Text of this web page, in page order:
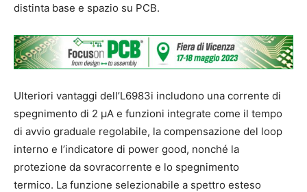
distinta base e spazio su PCB.
Ulteriori vantaggi dell’L6983i includono una corrente di
spegnimento di 2 µA e funzioni integrate come il tempo
di avvio graduale regolabile, la compensazione del loop
interno e l’indicatore di power good, nonché la
protezione da sovracorrente e lo spegnimento
termico. La funzione selezionabile a spettro esteso